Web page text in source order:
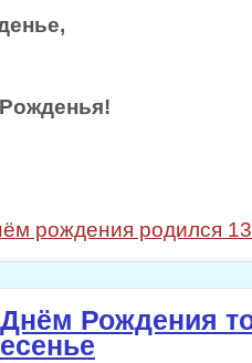
Рожденья!
рождения родился
Рождения